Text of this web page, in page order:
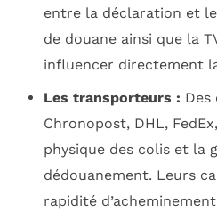
entre la déclaration et
de douane ainsi que la
influencer directement
Les transporteurs : Des
Chronopost, DHL,
physique des colis et la
dédouanement. Leurs
rapidité